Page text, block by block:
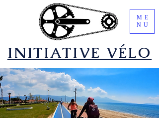
​INITIATIVE VÉLO
ME
NU